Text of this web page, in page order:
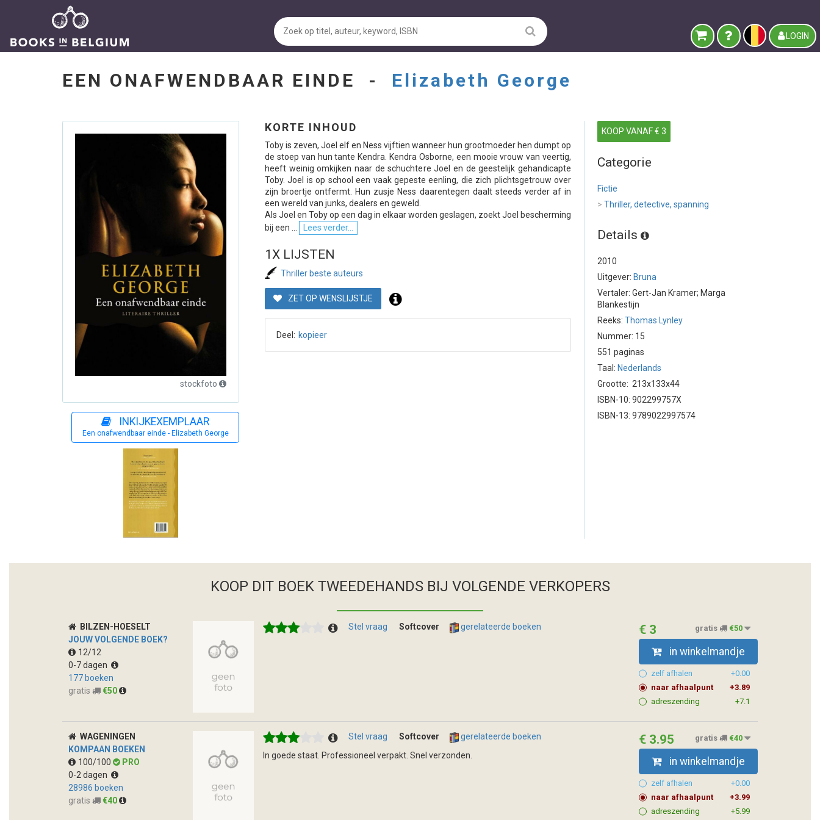
LOGIN
EEN ONAFWENDBAAR EINDE - Elizabeth George
stockfoto
INKIJKEXEMPLAAR
Een onafwendbaar einde - Elizabeth George
KORTE INHOUD
Toby is zeven, Joel elf en Ness vijftien wanneer hun grootmoeder hen dumpt op
de stoep van hun tante Kendra. Kendra Osborne, een mooie vrouw van veertig,
heeft weinig omkijken naar de schuchtere Joel en de geestelijk gehandicapte
Toby. Joel is op school een vaak gepeste eenling, die zich plichtsgetrouw over
zijn broertje ontfermt. Hun zusje Ness daarentegen daalt steeds verder af in
een wereld van junks, dealers en geweld.
Als Joel en Toby op een dag in elkaar worden geslagen, zoekt Joel bescherming
bij een ...
Lees verder...
1X LIJSTEN
Thriller beste auteurs
ZET OP WENSLIJSTJE
Deel: kopieer
KOOP VANAF € 3
Categorie
Fictie
> Thriller, detective, spanning
Details
2010
Uitgever: Bruna
Vertaler: Gert-Jan Kramer; Marga
Blankestijn
Reeks: Thomas Lynley
Nummer: 15
551 paginas
Taal: Nederlands
Grootte: 213x133x44
ISBN-10: 902299757X
ISBN-13: 9789022997574
KOOP DIT BOEK TWEEDEHANDS BIJ VOLGENDE VERKOPERS
BILZEN-HOESELT
JOUW VOLGENDE BOEK?
12/12
0-7 dagen
177 boeken
gratis
€50
Stel vraag Softcover gerelateerde boeken € 3 gratis €50
in winkelmandje
zelf afhalen
+0.00
naar afhaalpunt
+3.89
adreszending
+7.1
WAGENINGEN
KOMPAAN BOEKEN
100/100
PRO
0-2 dagen
28986 boeken
gratis
€40
Stel vraag Softcover
gerelateerde boeken
In goede staat. Professioneel verpakt. Snel verzonden.
€ 3.95 gratis €40
in winkelmandje
zelf afhalen
+0.00
naar afhaalpunt
+3.99
adreszending
+5.99